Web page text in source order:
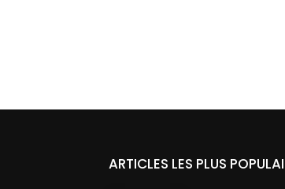
ARTICLES LES PLUS